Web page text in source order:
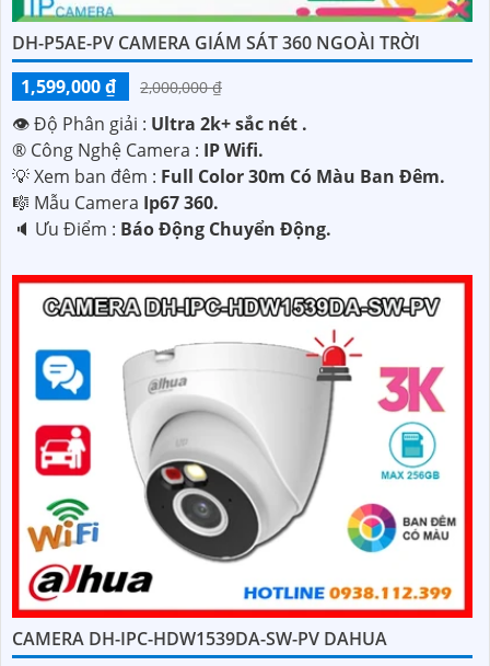
DH-P5AE-PV CAMERA GIÁM SÁT 360 NGOÀI TRỜI
1,599,000 ₫
2,000,000 ₫
👁 Độ Phân giải : Ultra 2k+ sắc nét .
®️ Công Nghệ Camera : IP Wifi.
💡 Xem ban đêm : Full Color 30m Có Màu Ban Ðêm.
🎼️ Mẫu Camera Ip67 360.
️🔈 Ưu Điểm : Báo Động Chuyển Động.
CAMERA DH-IPC-HDW1539DA-SW-PV DAHUA